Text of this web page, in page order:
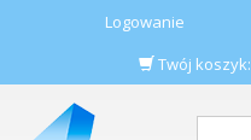
Logowanie
Twój koszyk: